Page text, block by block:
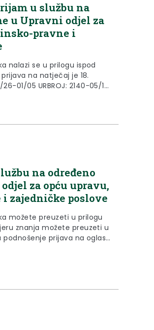
u službu na
u Upravni odjel za
pravne i
nalazi se u prilogu ispod
na natječaj je 18.
26-01/05 URBROJ: 2140-05/1-
i namještenicima u
18., 112/19., 17/25) pročelnica
na određeno
za opću upravu,
zajedničke poslove
možete preuzeti u prilogu
znanja možete preuzeti u
podnošenje prijava na oglas
travnja 2026. Na temelju